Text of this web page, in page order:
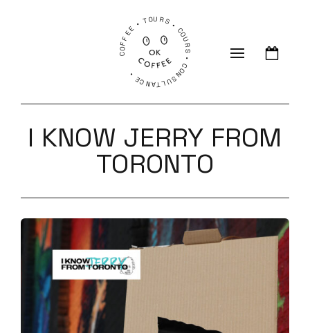
COFFEE • TOURS • COURS • CONSULTANCE •
I KNOW JERRY FROM
TORONTO